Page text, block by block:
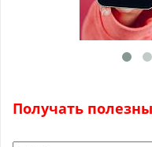
Получать